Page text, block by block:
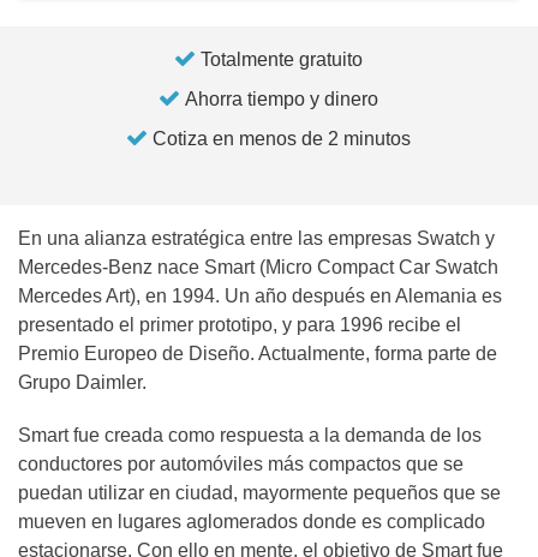
Totalmente gratuito
Ahorra tiempo y dinero
Cotiza en menos de 2 minutos
En una alianza estratégica entre las empresas Swatch y
Mercedes-Benz nace Smart (Micro Compact Car Swatch
Mercedes Art), en 1994. Un año después en Alemania es
presentado el primer prototipo, y para 1996 recibe el
Premio Europeo de Diseño. Actualmente, forma parte de
Grupo Daimler.
Smart fue creada como respuesta a la demanda de los
conductores por automóviles más compactos que se
puedan utilizar en ciudad, mayormente pequeños que se
mueven en lugares aglomerados donde es complicado
estacionarse. Con ello en mente, el objetivo de Smart fue